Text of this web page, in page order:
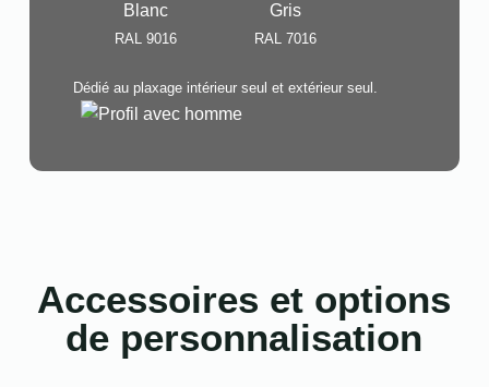
Blanc
RAL 9016
Gris
RAL 7016
Dédié au plaxage intérieur seul et extérieur seul.
Accessoires et options
de personnalisation